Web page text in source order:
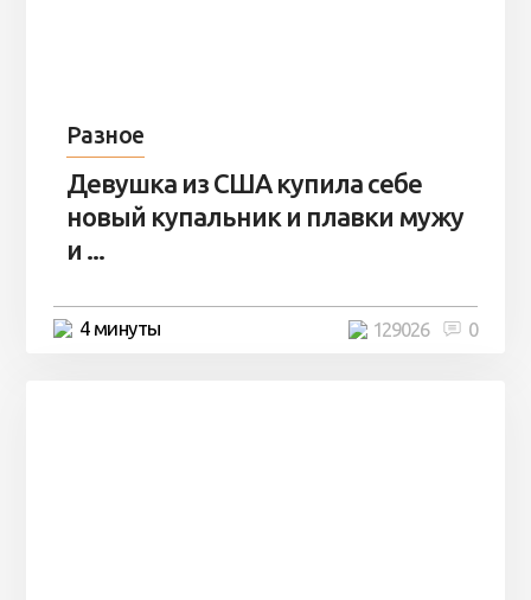
Разное
Девушка из США купила себе
новый купальник и плавки мужу
и ...
4 минуты 0
129026